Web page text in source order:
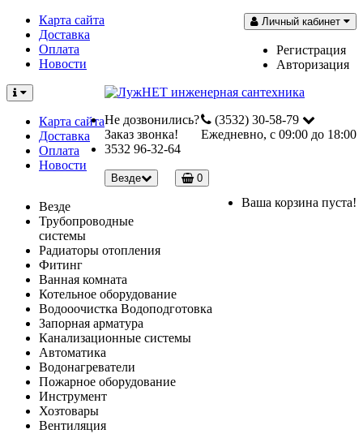
Личный кабинет
Регистрация
Авторизация
Карта сайта
Доставка
Оплата
Новости
Карта сайта
Доставка
Оплата
Новости
(3532) 30-58-79
Ежедневно, с 09:00 до 18:00
Не дозвонились?
Заказ звонка!
3532 96-32-64
0
Ваша корзина пуста!
Везде
Везде
Трубопроводные
системы
Радиаторы отопления
Фитинг
Ванная комната
Котельное оборудование
Водооочистка Водоподготовка
Запорная арматура
Канализационные системы
Автоматика
Водонагреватели
Пожарное оборудование
Инструмент
Хозтовары
Вентиляция